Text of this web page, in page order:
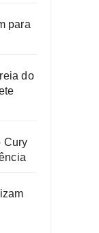
para
do
Cury